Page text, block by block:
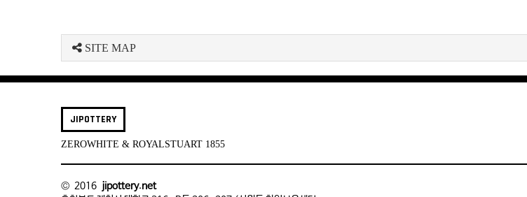
SITE MAP
JIPOTTERY
ZEROWHITE & ROYALSTUART 1855
© 2016 jipottery.net